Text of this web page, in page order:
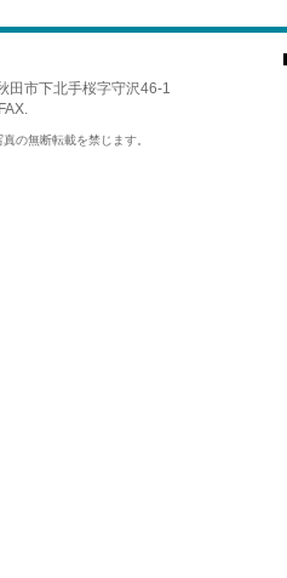
市下北手桜字守沢46-1
の無断転載を禁じます。